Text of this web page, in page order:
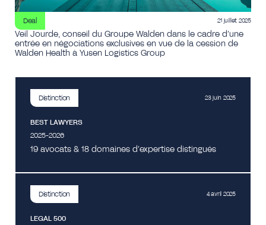
Deal 21 juillet 2025
Veil Jourde, conseil du Groupe Walden dans le cadre d’une
entrée en négociations exclusives en vue de la cession de
Walden Health à Yusen Logistics Group
Distinction 23 juin 2025
BEST LAWYERS
2025-2026
19 avocats & 18 domaines d’expertise distingués
Distinction 4 avril 2025
LEGAL 500